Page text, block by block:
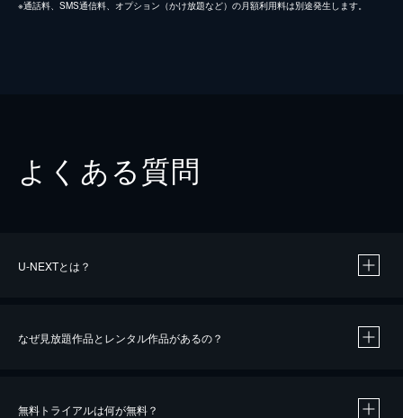
※通話料、SMS通信料、オプション（かけ放題など）の月額利用料は別途発生します。
よくある質問
U-NEXTとは？
なぜ見放題作品とレンタル作品があるの？
無料トライアルは何が無料？